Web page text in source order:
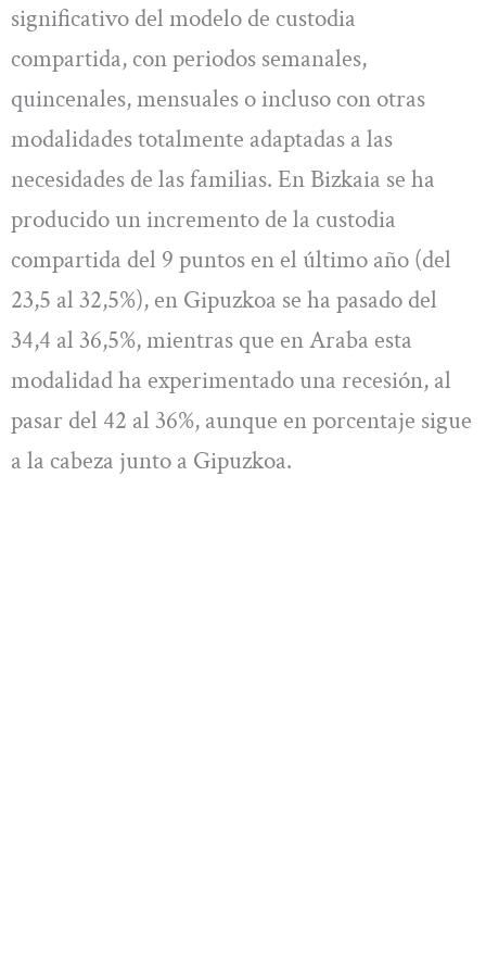
significativo del modelo de custodia
compartida, con periodos semanales,
quincenales, mensuales o incluso con otras
modalidades totalmente adaptadas a las
necesidades de las familias. En Bizkaia se ha
producido un incremento de la custodia
compartida del 9 puntos en el último año (del
23,5 al 32,5%), en Gipuzkoa se ha pasado del
34,4 al 36,5%, mientras que en Araba esta
modalidad ha experimentado una recesión, al
pasar del 42 al 36%, aunque en porcentaje sigue
a la cabeza junto a Gipuzkoa.